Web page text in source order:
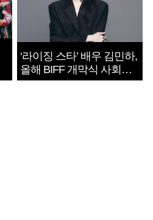
‘라이징 스타’ 배우 김민하,
올해 BIFF 개막식 사회자
확정